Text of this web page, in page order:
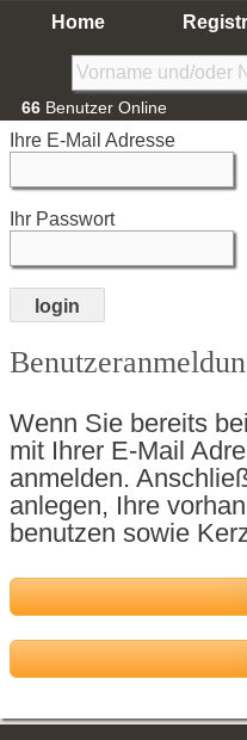
Home
66 Benutzer Online
Ihre E-Mail Adresse
Ihr Passwort
Wenn Sie bereits
mit Ihrer E-Mail
anmelden.
anlegen, Ihre
benutzen sowie